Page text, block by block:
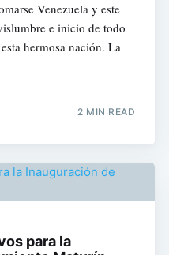
Venezuela y este
e inicio de todo
hermosa nación. La
2 MIN READ
para la